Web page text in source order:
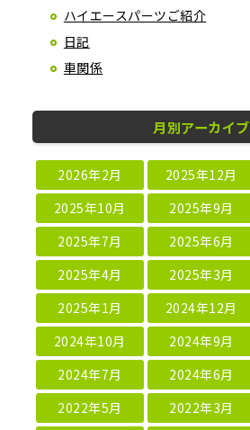
ハイエースパーツご紹介
日記
車関係
月別アーカイブ
2026年2月 2025年12月
2025年10月
2025年9月
2025年7月
2025年6月
2025年4月
2025年3月
2025年1月
2024年12月
2024年10月
2024年9月
2024年7月
2024年6月
2022年5月
2022年3月